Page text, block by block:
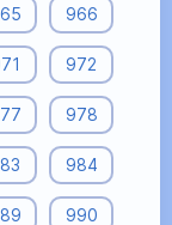
966
972
978
984
990